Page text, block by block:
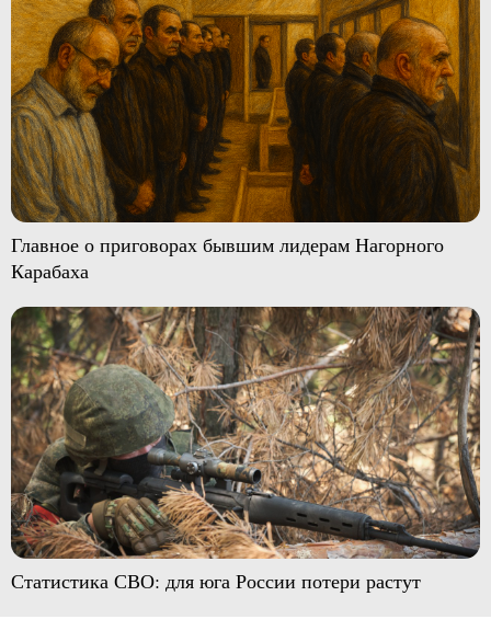
Главное о приговорах бывшим лидерам Нагорного
Карабаха
Статистика СВО: для юга России потери растут